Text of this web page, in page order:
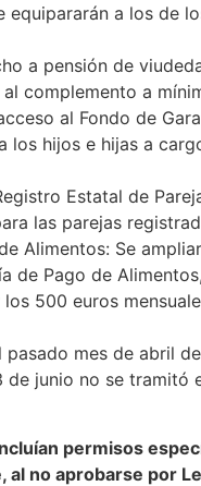
equipararán a los de
a pensión de
complemento a
al Fondo de
los hijos e hijas a
Estatal de
las parejas
Alimentos: Se
de Pago de
500 euros
pasado mes de abril
junio no se tramitó
permisos
al no aprobarse por